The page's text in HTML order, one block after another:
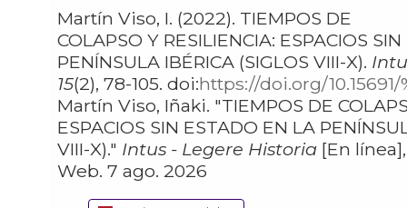
Martín Viso, I. (2022). TIEMPOS DE
COLAPSO Y RESILIENCIA: ESPACIOS
PENÍNSULA IBÉRICA (SIGLOS VIII-X).
15
(2), 78-105. doi:https://doi.org/10.15691/
Martín Viso, Iñaki. "TIEMPOS DE COLAPSO Y RESILIENCIA:
ESPACIOS SIN ESTADO EN LA
VIII-X)." Intus - Legere Historia [En línea],
Web. 7 ago. 2026